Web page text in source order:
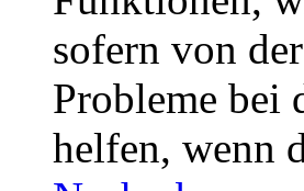
sofern von
Probleme bei
helfen, wenn